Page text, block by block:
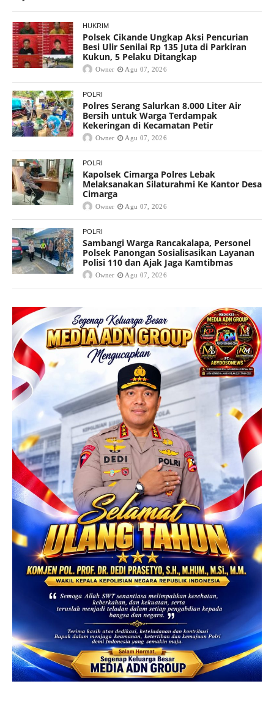
HUKRIM
Polsek Cikande Ungkap Aksi Pencurian
Besi Ulir Senilai Rp 135 Juta di Parkiran
Kukun, 5 Pelaku Ditangkap
Owner Agu 07, 2026
POLRI
Polres Serang Salurkan 8.000 Liter Air
Bersih untuk Warga Terdampak
Kekeringan di Kecamatan Petir
Owner Agu 07, 2026
POLRI
Kapolsek Cimarga Polres Lebak
Melaksanakan Silaturahmi Ke Kantor Desa
Cimarga
Owner Agu 07, 2026
POLRI
Sambangi Warga Rancakalapa, Personel
Polsek Panongan Sosialisasikan Layanan
Polisi 110 dan Ajak Jaga Kamtibmas
Owner Agu 07, 2026